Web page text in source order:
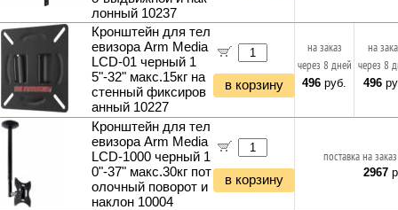
лонный 10237
Кронштейн для тел
евизора Arm Media
LCD-01 черный 1
5"-32" макс.15кг на
стенный фиксиров
анный 10227
в корзину
на заказ
через 8 дней
496 руб.
на
через 8
496
Кронштейн для тел
евизора Arm Media
LCD-1000 черный 1
0"-37" макс.30кг пот
олочный поворот и
наклон 10004
в корзину
поставка на
2967